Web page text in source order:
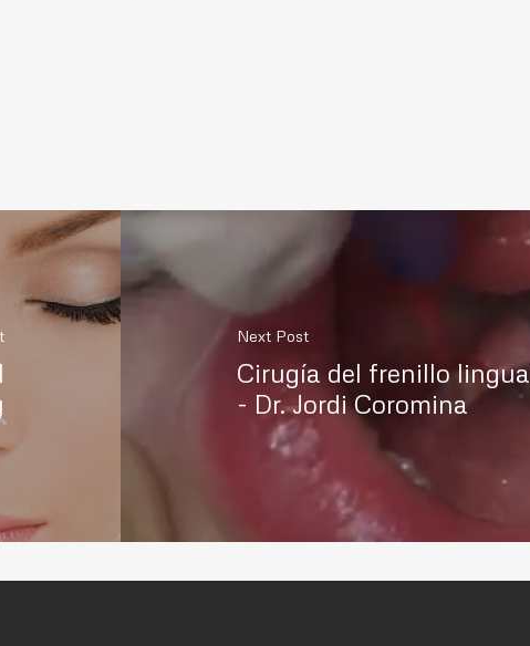
Next Post
Cirugía del frenillo
- Dr. Jordi Coromina